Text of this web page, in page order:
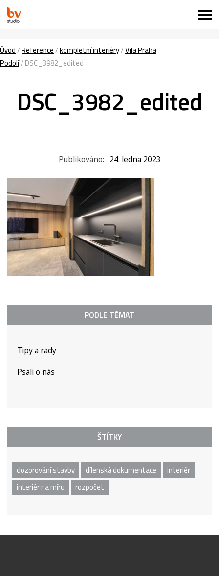
Úvod/Reference/kompletní interiéry/Vila Praha
Podolí/DSC_3982_edited
DSC_3982_edited
Publikováno: 24. ledna 2023
PODLE TÉMAT
Tipy a rady
Psali o nás
ŠTÍTKY
dozorování stavby dílenská dokumentace
interiér
interiér na míru
rozpočet